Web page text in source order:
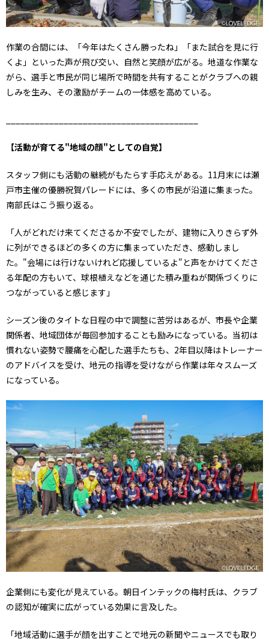
作業の合間には、「今年はたくさん勝ったね」「また試合を見に行
くよ」といった声が飛び交い、自然と笑顔が広がる。地道な作業な
がら、選手と市民が同じ場所で時間を共有することがクラブへの親
しみを生み、その激励がチームの一体感を高めている。
【活動が育てる"地域の顔"としての自覚】
スタッフ側にも活動の継続がもたらす手応えがある。11月末には瀬
戸市主催の優勝祝賀パレードには、多くの市民が沿道に集まった。
南部氏はこう振り返る。
「人がどれだけ来てくださるか不安でしたが、建物に入りきらず外
に列ができるほどの多くの方に集まっていただき、感動しまし
た。"会場には行けないけれど応援しているよ"と声をかけてくださ
る年配の方もいて、球根植えなどを通じた積み重ねが関係づくりに
つながっていると感じます」
シーズン後のタイトな日程の中で調整に苦労はあるが、市長や企業
関係者、地域団体が毎回参加することも励みになっている。当初は
慣れない姿勢で腰痛を心配した選手たちも、2年目以降はトレーナー
のアドバイスを受け、地元の指導を受けながら作業は年々スムーズ
になっている。
企業側にも変化が見えている。朝日インテックの梅村氏は、クラブ
の認知が確実に広がっている効果に言及した。
「地域活動に選手が顔を出すことで地元の新聞やニュースでも取り